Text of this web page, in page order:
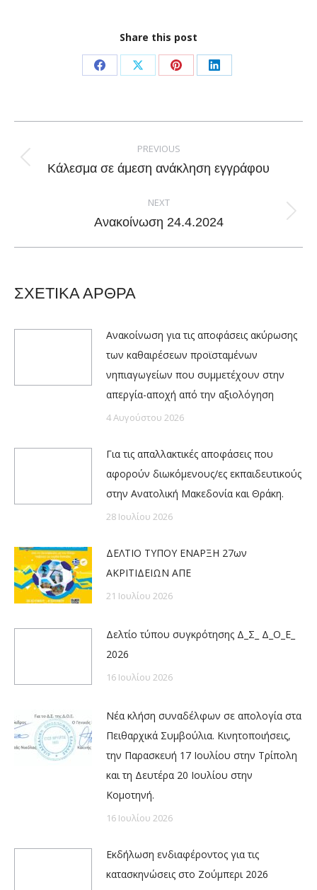
Share this post
Share
Facebook
Share
X
Share
Pinterest
Share
LinkedIn
navigation
PREVIOUS
Previous
Κάλεσμα σε άμεση ανάκληση εγγράφου
NEXT
Next
Ανακοίνωση 24.4.2024
ΣΧΕΤΙΚΑ ΑΡΘΡΑ
Ανακοίνωση για τις αποφάσεις ακύρωσης
των καθαιρέσεων προϊσταμένων
νηπιαγωγείων που συμμετέχουν στην
απεργία-αποχή από την αξιολόγηση
4 Αυγούστου 2026
Για τις απαλλακτικές αποφάσεις που
αφορούν διωκόμενους/ες εκπαιδευτικούς
στην Ανατολική Μακεδονία και Θράκη.
28 Ιουλίου 2026
ΔΕΛΤΙΟ ΤΥΠΟΥ ΕΝΑΡΞΗ 27ων
ΑΚΡΙΤΙΔΕΙΩΝ ΑΠΕ
21 Ιουλίου 2026
Δελτίο τύπου συγκρότησης Δ_Σ_ Δ_Ο_Ε_
2026
16 Ιουλίου 2026
Νέα κλήση συναδέλφων σε απολογία στα
Πειθαρχικά Συμβούλια. Κινητοποιήσεις,
την Παρασκευή 17 Ιουλίου στην Τρίπολη
και τη Δευτέρα 20 Ιουλίου στην
Κομοτηνή.
16 Ιουλίου 2026
Εκδήλωση ενδιαφέροντος για τις
κατασκηνώσεις στο Ζούμπερι 2026